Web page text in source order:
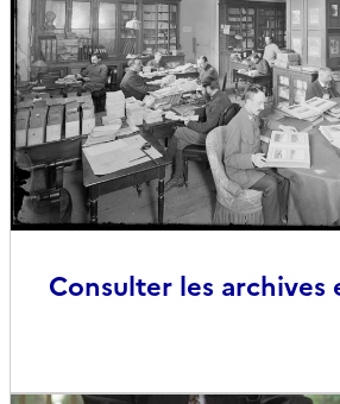
Consulter les archives